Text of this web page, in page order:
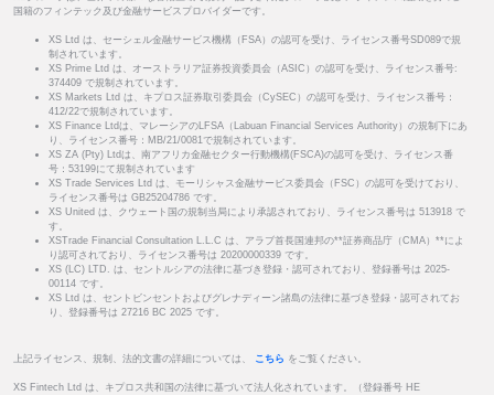
国籍のフィンテック及び金融サービスプロバイダーです。
XS Ltd は、セーシェル金融サービス機構（FSA）の認可を受け、ライセンス番号SD089で規
制されています。
XS Prime Ltd は、オーストラリア証券投資委員会（ASIC）の認可を受け、ライセンス番号:
374409 で規制されています。
XS Markets Ltd は、キプロス証券取引委員会（CySEC）の認可を受け、ライセンス番号：
412/22で規制されています。
XS Finance Ltdは、マレーシアのLFSA（Labuan Financial Services Authority）の規制下にあ
り、ライセンス番号：MB/21/0081で規制されています。
XS ZA (Pty) Ltdは、南アフリカ金融セクター行動機構(FSCA)の認可を受け、ライセンス番
号：53199にて規制されています
XS Trade Services Ltd は、モーリシャス金融サービス委員会（FSC）の認可を受けており、
ライセンス番号は GB25204786 です。
XS United は、クウェート国の規制当局により承認されており、ライセンス番号は 513918 で
す。
XSTrade Financial Consultation L.L.C は、アラブ首長国連邦の**証券商品庁（CMA）**によ
り認可されており、ライセンス番号は 20200000339 です。
XS (LC) LTD. は、セントルシアの法律に基づき登録・認可されており、登録番号は 2025-
00114 です。
XS Ltd は、セントビンセントおよびグレナディーン諸島の法律に基づき登録・認可されてお
り、登録番号は 27216 BC 2025 です。
上記ライセンス、規制、法的文書の詳細については、 こちら をご覧ください。
XS Fintech Ltd は、キプロス共和国の法律に基づいて法人化されています。（登録番号 HE